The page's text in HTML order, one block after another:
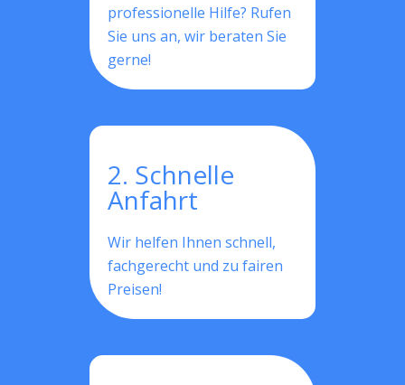
professionelle Hilfe? Rufen
Sie uns an, wir beraten Sie
gerne!
2. Schnelle
Anfahrt
Wir helfen Ihnen schnell,
fachgerecht und zu fairen
Preisen!